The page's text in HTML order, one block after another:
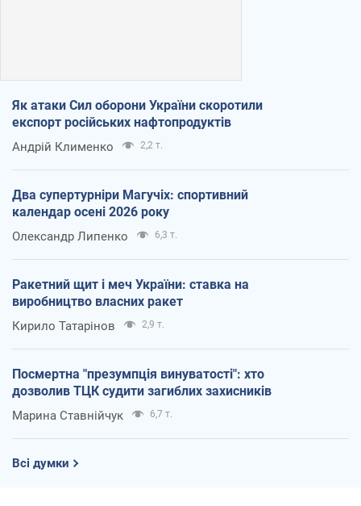
Як атаки Сил оборони України скоротили
експорт російських нафтопродуктів
Андрій Клименко 2,2 т.
Два супертурніри Магучіх: спортивний
календар осені 2026 року
Олександр Липенко 6,3 т.
Ракетний щит і меч України: ставка на
виробництво власних ракет
Кирило Татарінов 2,9 т.
Посмертна "презумпція винуватості": хто
дозволив ТЦК судити загиблих захисників
Марина Ставнійчук 6,7 т.
Всі думки